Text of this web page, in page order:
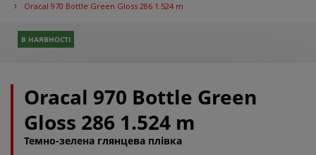
Oracal 970 Bottle Green Gloss 286 1.524 m
В НАЯВНОСТІ
Oracal 970 Bottle Green
Gloss 286 1.524 m
Темно-зелена глянцева плівка